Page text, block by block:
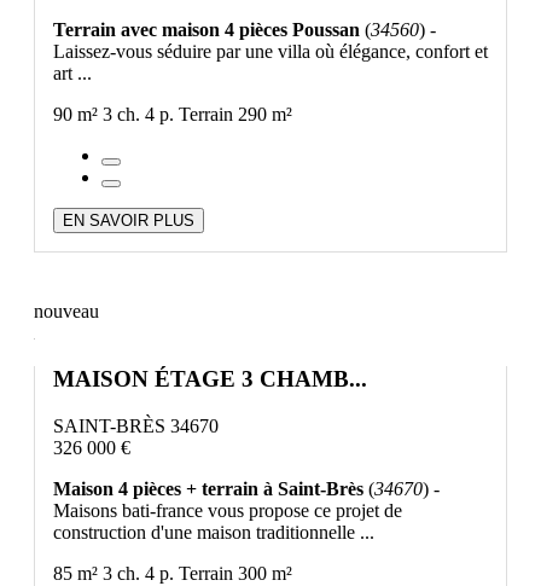
Terrain avec maison 4 pièces Poussan (34560) -
Laissez-vous séduire par une villa où élégance, confort et
art ...
90 m² 3 ch. 4 p. Terrain 290 m²
EN SAVOIR PLUS
nouveau
MAISON ÉTAGE 3 CHAMB...
SAINT-BRÈS 34670
326 000 €
Maison 4 pièces + terrain à Saint-Brès (34670) -
Maisons bati-france vous propose ce projet de
construction d'une maison traditionnelle ...
85 m² 3 ch. 4 p. Terrain 300 m²